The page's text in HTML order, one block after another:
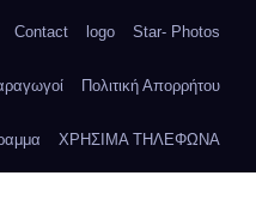
Contact logo Star- Photos
Πολιτική Απορρήτου
ΧΡΗΣΙΜΑ ΤΗΛΕΦΩΝΑ